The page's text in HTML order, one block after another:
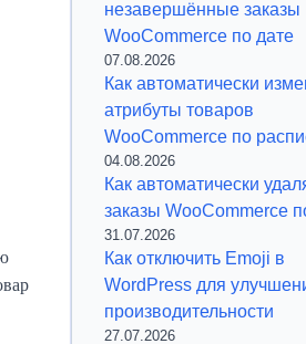
незавершённые заказы
WooCommerce по дате
07.08.2026
Как автоматически
атрибуты товаров
WooCommerce по
04.08.2026
Как автоматически
заказы WooCommerce
31.07.2026
Как отключить Emoji в
WordPress для
производительности
27.07.2026